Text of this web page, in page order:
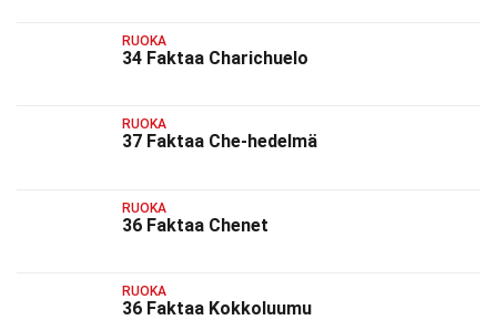
RUOKA
34 Faktaa Charichuelo
RUOKA
37 Faktaa Che-hedelmä
RUOKA
36 Faktaa Chenet
RUOKA
36 Faktaa Kokkoluumu